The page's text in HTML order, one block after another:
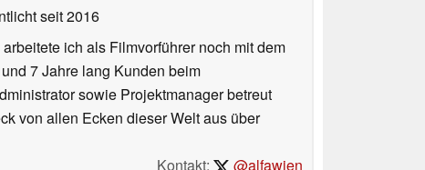
seit 2016
ich als Filmvorführer noch mit dem
7 Jahre lang Kunden beim
sowie Projektmanager betreut
von allen Ecken dieser Welt aus über
Kontakt:
@alfawien